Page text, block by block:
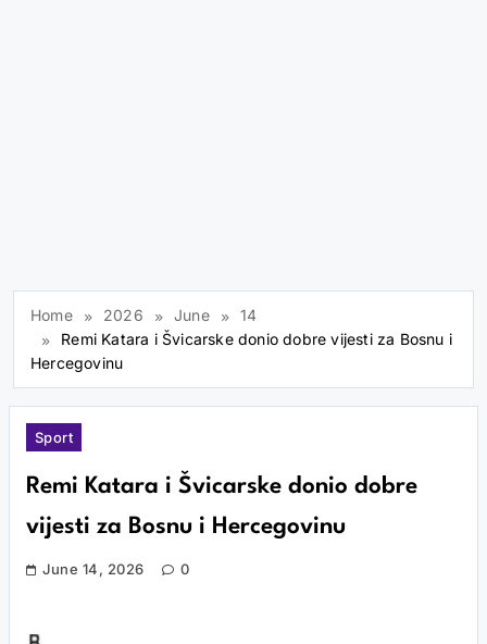
Home 2026 June
14
Remi Katara i Švicarske donio dobre vijesti za Bosnu i
Hercegovinu
Sport
Remi Katara i Švicarske donio dobre
vijesti za Bosnu i Hercegovinu
June 14, 2026 0